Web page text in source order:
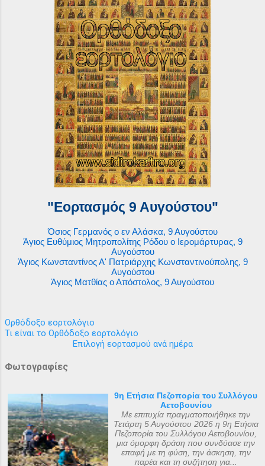
"Εορτασμός 9 Αυγούστου"
Όσιος Γερμανός ο εν Αλάσκα, 9 Αυγούστου
Άγιος Ευθύμιος Μητροπολίτης Ρόδου ο Ιερομάρτυρας, 9
Αυγούστου
Άγιος Κωνσταντίνος Α' Πατριάρχης Κωνσταντινούπολης, 9
Αυγούστου
Άγιος Ματθίας ο Απόστολος, 9 Αυγούστου
Ορθόδοξο εορτολόγιο
Τι είναι το Ορθόδοξο εορτολόγιο
Επιλογή εορτασμού ανά ημέρα
Φωτογραφίες
9η Ετήσια Πεζοπορία του Συλλόγου
Αετοβουνίου
Με επιτυχία πραγματοποιήθηκε την
Τετάρτη 5 Αυγούστου 2026 η 9η Ετήσια
Πεζοπορία του Συλλόγου Αετοβουνίου,
μια όμορφη δράση που συνδύασε την
επαφή με τη φύση, την άσκηση, την
παρέα και τη συζήτηση για...